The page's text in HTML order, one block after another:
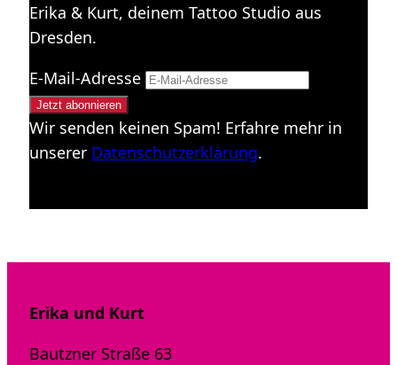
Erika & Kurt, deinem Tattoo Studio aus
Dresden.
E-Mail-Adresse
Wir senden keinen Spam! Erfahre mehr in
unserer Datenschutzerklärung.
Erika und Kurt
Bautzner Straße 63